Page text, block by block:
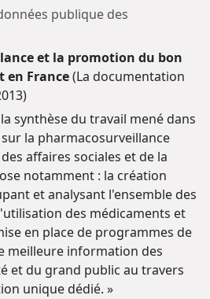
publique des
et la promotion du bon
en France(La documentation
synthèse du travail mené dans
la pharmacosurveillance
affaires sociales et de la
notamment : la création
et analysant l'ensemble des
des médicaments et
en place de programmes de
meilleure information des
et du grand public au travers
unique dédié. »